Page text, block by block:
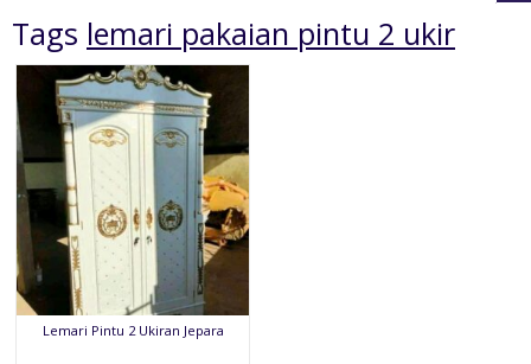
Tags lemari pakaian pintu 2 ukir
Lemari Pintu 2 Ukiran Jepara